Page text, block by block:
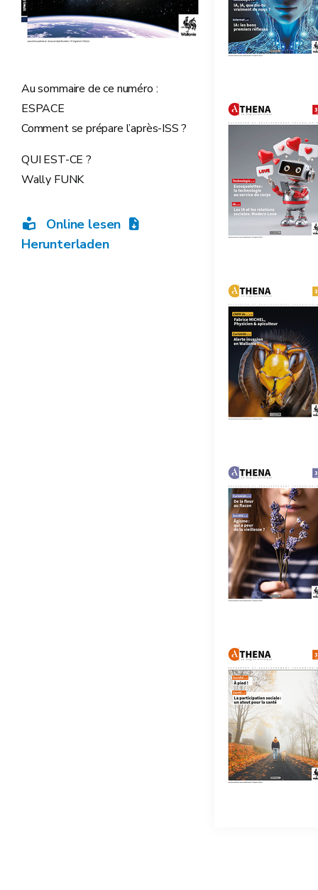
Au sommaire de ce numéro :
ESPACE
Comment se prépare l’après-ISS ?
QUI EST-CE ?
Wally FUNK
Online lesen
Herunterladen